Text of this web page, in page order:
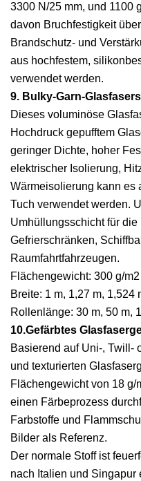
3300 N/25 mm, und 1100
davon Bruchfestigkeit
Brandschutz- und
aus hochfestem,
verwendet werden.
9. Bulky-Garn-
Dieses voluminöse
Hochdruck gepufftem
geringer Dichte, hoher
elektrischer Isolierung,
Wärmeisolierung kann es
Tuch verwendet werden.
Umhüllungsschicht für
Gefrierschränken,
Raumfahrtfahrzeugen.
Flächengewicht: 300 g/
Breite: 1 m, 1,27 m, 1,524
Rollenlänge: 30 m, 50 m,
10.Gefärbtes
Basierend auf Uni-, Twill-
und texturierten
Flächengewicht von 18
einen Färbeprozess
Farbstoffe und
Bilder als Referenz.
Der normale Stoff ist
nach Italien und Singapur